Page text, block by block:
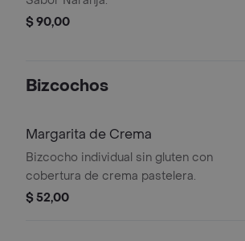
$ 90,00
Bizcochos
Margarita de Crema
Bizcocho individual sin gluten con
cobertura de crema pastelera.
$ 52,00